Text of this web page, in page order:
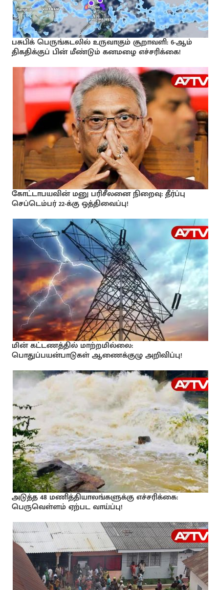
பசுபிக் பெருங்கடலில் உருவாகும் சூறாவளி: 6-ஆம்
திகதிக்குப் பின் மீண்டும் கனமழை எச்சரிக்கை!
கோட்டாபயவின் மனு பரிசீலனை நிறைவு: தீர்ப்பு
செப்டெம்பர் 22-க்கு ஒத்திவைப்பு!
மின் கட்டணத்தில் மாற்றமில்லை:
பொதுப்பயன்பாடுகள் ஆணைக்குழு அறிவிப்பு!
அடுத்த 48 மணித்தியாலங்களுக்கு எச்சரிக்கை:
பெருவெள்ளம் ஏற்பட வாய்ப்பு!